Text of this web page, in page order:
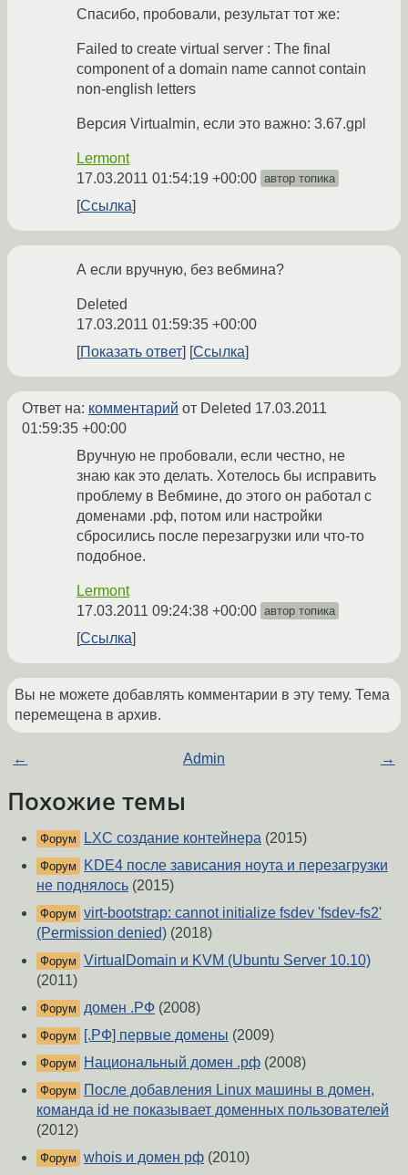
Спасибо, пробовали, результат тот же:
Failed to create virtual server : The final
component of a domain name cannot contain
non-english letters
Версия Virtualmin, если это важно: 3.67.gpl
Lermont
17.03.2011 01:54:19 +00:00 автор топика
Ссылка
А если вручную, без вебмина?
Deleted
17.03.2011 01:59:35 +00:00
Показать ответ
Ссылка
Ответ на: комментарий от Deleted 17.03.2011
01:59:35 +00:00
Вручную не пробовали, если честно, не
знаю как это делать. Хотелось бы исправить
проблему в Вебмине, до этого он работал с
доменами .рф, потом или настройки
сбросились после перезагрузки или что-то
подобное.
Lermont
17.03.2011 09:24:38 +00:00 автор топика
Ссылка
Вы не можете добавлять комментарии в эту тему. Тема
перемещена в архив.
← Admin →
Похожие темы
Форум LXC создание контейнера (2015)
Форум
KDE4 после зависания ноута и перезагрузки
не поднялось (2015)
Форум virt-bootstrap: cannot initialize fsdev 'fsdev-fs2'
(Permission denied) (2018)
Форум VirtualDomain и KVM (Ubuntu Server 10.10)
(2011)
Форум домен .РФ (2008)
Форум [.РФ] первые домены (2009)
Форум Национальный домен .рф (2008)
Форум
После добавления Linux машины в домен,
команда id не показывает доменных пользователей
(2012)
Форум whois и домен рф (2010)